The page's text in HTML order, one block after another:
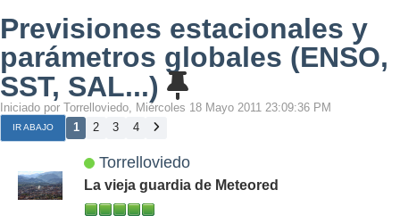
Previsiones estacionales y
parámetros globales (ENSO,
SST, SAL...)
Iniciado por Torrelloviedo, Miércoles 18 Mayo 2011 23:09:36 PM
IR ABAJO 1 2 3 4
Torrelloviedo
La vieja guardia de Meteored